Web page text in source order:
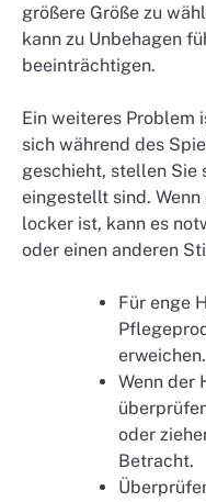
größere Größe zu
kann zu Unbehagen
beeinträchtigen.
Ein weiteres Problem
sich während des
geschieht, stellen Sie
eingestellt sind.
locker ist, kann es
oder einen anderen
Für enge
erweichen.
Wenn der
oder
Betracht.